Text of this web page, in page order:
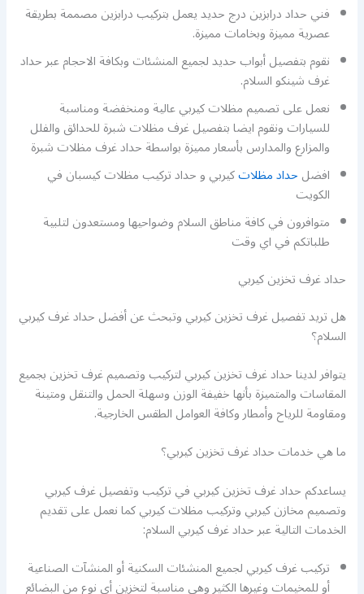
فني حداد درابزين درج حديد يعمل بتركيب درابزين مصممة بطريقة
عصرية مميزة وبخامات مميزة.
نقوم بتفصيل أبواب حديد لجميع المنشئات وبكافة الاحجام عبر حداد
غرف شينكو السلام.
نعمل على تصميم مظلات كيربي عالية ومنخفضة ومناسبة
للسيارات ونقوم ايضا بتفصيل غرف مظلات شبرة للحدائق والفلل
والمزارع والمدارس بأسعار مميزة بواسطة حداد غرف مظلات شبرة
افضلحداد مظلاتكيربي و حداد تركيب مظلات كيسبان في
الكويت
متوافرون في كافة مناطق السلام وضواحيها ومستعدون لتلبية
طلباتكم في اي وقت
حداد غرف تخزين كيربي
هل تريد تفصيل غرف تخزين كيربي وتبحث عن أفضل حداد غرف كيربي
السلام؟
يتوافر لدينا حداد غرف تخزين كيربي لتركيب وتصميم غرف تخزين بجميع
المقاسات والمتميزة بأنها خفيفة الوزن وسهلة الحمل والتنقل ومتينة
ومقاومة للرياح وأمطار وكافة العوامل الطقس الخارجية.
ما هي خدمات حداد غرف تخزين كيربي؟
يساعدكم حداد غرف تخزين كيربي في تركيب وتفصيل غرف كيربي
وتصميم مخازن كيربي وتركيب مظلات كيربي كما نعمل على تقديم
الخدمات التالية عبر حداد غرف كيربي السلام:
تركيب غرف كيربي لجميع المنشئات السكنية أو المنشآت الصناعية
أو للمخيمات وغيرها الكثير وهي مناسبة لتخزين أي نوع من البضائع